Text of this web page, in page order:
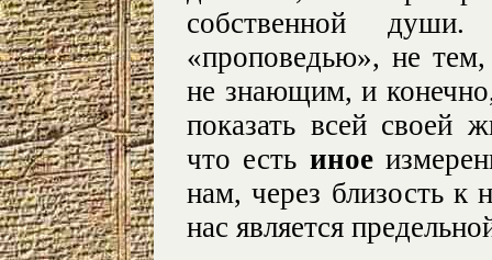
собственной
«проповедью», не
не знающим, и
показать всей своей
что есть иное
нам, через близость к
нас является